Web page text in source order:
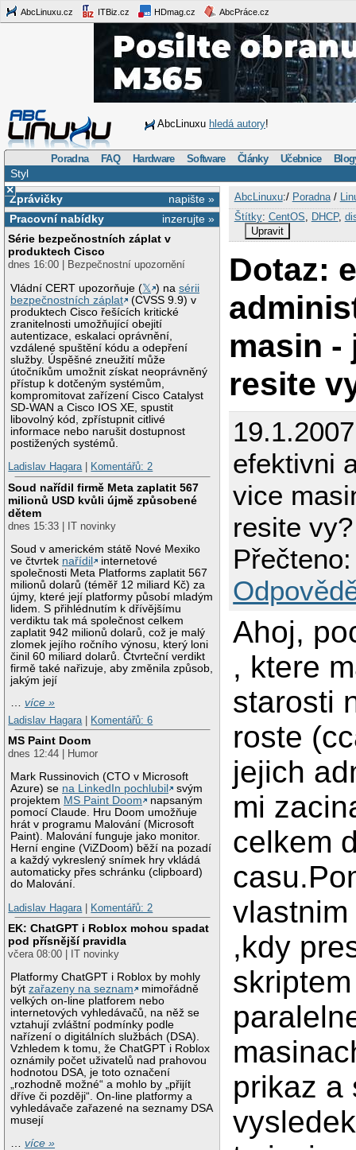
AbcLinuxu.cz ITBiz.cz HDmag.cz AbcPráce.cz
AbcLinuxu hledá autory!
Poradna FAQ Hardware Software Články Učebnice
Styl
×
napište »
Zprávičky
inzerujte »
Pracovní nabídky
Série bezpečnostních záplat v
produktech Cisco
dnes 16:00 | Bezpečnostní upozornění
Vládní CERT upozorňuje (𝕏 ) nasérii
bezpečnostních záplat
(CVSS 9.9) v
produktech Cisco řešících kritické
zranitelnosti umožňující obejití
autentizace, eskalaci oprávnění,
vzdálené spuštění kódu a odepření
služby. Úspěšné zneužití může
útočníkům umožnit získat neoprávněný
přístup k dotčeným systémům,
kompromitovat zařízení Cisco Catalyst
SD-WAN a Cisco IOS XE, spustit
libovolný kód, zpřístupnit citlivé
informace nebo narušit dostupnost
postižených systémů.
Ladislav Hagara| Komentářů: 2
Soud nařídil firmě Meta zaplatit 567
milionů USD kvůli újmě způsobené
dětem
dnes 15:33 | IT novinky
Soud v americkém státě Nové Mexiko
ve čtvrtek nařídil
internetové
společnosti Meta Platforms zaplatit 567
milionů dolarů (téměř 12 miliard Kč) za
újmy, které její platformy působí mladým
lidem. S přihlédnutím k dřívějšímu
verdiktu tak má společnost celkem
zaplatit 942 milionů dolarů, což je malý
zlomek jejího ročního výnosu, který loni
činil 60 miliard dolarů. Čtvrteční verdikt
firmě také nařizuje, aby změnila způsob,
jakým její
…více »
Ladislav Hagara
Komentářů: 6
MS Paint Doom
dnes 12:44 | Humor
Mark Russinovich (CTO v Microsoft
Azure) se na LinkedIn pochlubil
svým
projektem MS Paint Doom
napsaným
pomocí Claude. Hru Doom umožňuje
hrát v programu Malování (Microsoft
Paint). Malování funguje jako monitor.
Herní engine (ViZDoom) běží na pozadí
a každý vykreslený snímek hry vkládá
automaticky přes schránku (clipboard)
do Malování.
Ladislav Hagara
Komentářů: 2
EK: ChatGPT i Roblox mohou spadat
pod přísnější pravidla
včera 08:00 | IT novinky
Platformy ChatGPT i Roblox by mohly
býtzařazeny na seznam
mimořádně
velkých on-line platforem nebo
internetových vyhledávačů, na něž se
vztahují zvláštní podmínky podle
nařízení o digitálních službách (DSA).
Vzhledem k tomu, že ChatGPT i Roblox
oznámily počet uživatelů nad prahovou
hodnotou DSA, je toto označení
„rozhodně možné“ a mohlo by „přijít
dříve či později“. On-line platformy a
vyhledávače zařazené na seznamy DSA
musejí
…více »
AbcLinuxu:/ Poradna/
Štítky: CentOS DHCP,
Upravit
Dotaz:
masin -
resite
efektivni
vice
resite vy?
Ahoj,
, ktere
starosti
roste
jejich
mi
celkem
,kdy
prikaz a